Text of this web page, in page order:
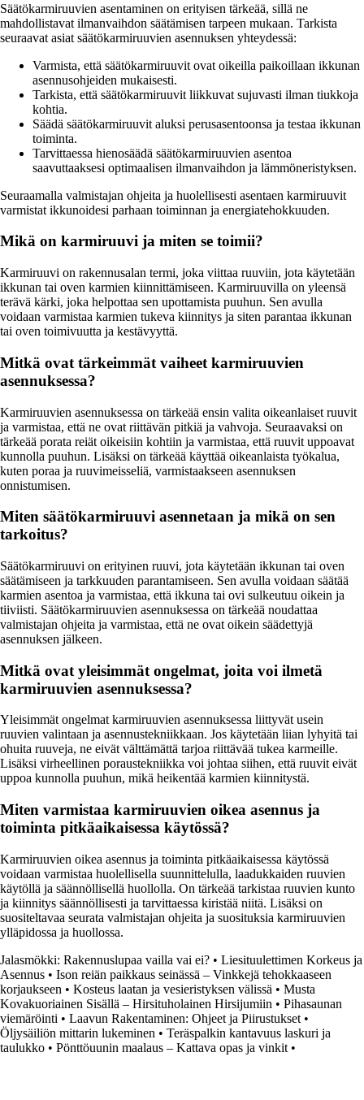
Säätökarmiruuvien asentaminen on erityisen tärkeää, sillä ne
mahdollistavat ilmanvaihdon säätämisen tarpeen mukaan. Tarkista
seuraavat asiat säätökarmiruuvien asennuksen yhteydessä:
Varmista, että säätökarmiruuvit ovat oikeilla paikoillaan ikkunan
asennusohjeiden mukaisesti.
Tarkista, että säätökarmiruuvit liikkuvat sujuvasti ilman tiukkoja
kohtia.
Säädä säätökarmiruuvit aluksi perusasentoonsa ja testaa ikkunan
toiminta.
Tarvittaessa hienosäädä säätökarmiruuvien asentoa
saavuttaaksesi optimaalisen ilmanvaihdon ja lämmöneristyksen.
Seuraamalla valmistajan ohjeita ja huolellisesti asentaen karmiruuvit
varmistat ikkunoidesi parhaan toiminnan ja energiatehokkuuden.
Mikä on karmiruuvi ja miten se toimii?
Karmiruuvi on rakennusalan termi, joka viittaa ruuviin, jota käytetään
ikkunan tai oven karmien kiinnittämiseen. Karmiruuvilla on yleensä
terävä kärki, joka helpottaa sen upottamista puuhun. Sen avulla
voidaan varmistaa karmien tukeva kiinnitys ja siten parantaa ikkunan
tai oven toimivuutta ja kestävyyttä.
Mitkä ovat tärkeimmät vaiheet karmiruuvien
asennuksessa?
Karmiruuvien asennuksessa on tärkeää ensin valita oikeanlaiset ruuvit
ja varmistaa, että ne ovat riittävän pitkiä ja vahvoja. Seuraavaksi on
tärkeää porata reiät oikeisiin kohtiin ja varmistaa, että ruuvit uppoavat
kunnolla puuhun. Lisäksi on tärkeää käyttää oikeanlaista työkalua,
kuten poraa ja ruuvimeisseliä, varmistaakseen asennuksen
onnistumisen.
Miten säätökarmiruuvi asennetaan ja mikä on sen
tarkoitus?
Säätökarmiruuvi on erityinen ruuvi, jota käytetään ikkunan tai oven
säätämiseen ja tarkkuuden parantamiseen. Sen avulla voidaan säätää
karmien asentoa ja varmistaa, että ikkuna tai ovi sulkeutuu oikein ja
tiiviisti. Säätökarmiruuvien asennuksessa on tärkeää noudattaa
valmistajan ohjeita ja varmistaa, että ne ovat oikein säädettyjä
asennuksen jälkeen.
Mitkä ovat yleisimmät ongelmat, joita voi ilmetä
karmiruuvien asennuksessa?
Yleisimmät ongelmat karmiruuvien asennuksessa liittyvät usein
ruuvien valintaan ja asennustekniikkaan. Jos käytetään liian lyhyitä tai
ohuita ruuveja, ne eivät välttämättä tarjoa riittävää tukea karmeille.
Lisäksi virheellinen poraustekniikka voi johtaa siihen, että ruuvit eivät
uppoa kunnolla puuhun, mikä heikentää karmien kiinnitystä.
Miten varmistaa karmiruuvien oikea asennus ja
toiminta pitkäaikaisessa käytössä?
Karmiruuvien oikea asennus ja toiminta pitkäaikaisessa käytössä
voidaan varmistaa huolellisella suunnittelulla, laadukkaiden ruuvien
käytöllä ja säännöllisellä huollolla. On tärkeää tarkistaa ruuvien kunto
ja kiinnitys säännöllisesti ja tarvittaessa kiristää niitä. Lisäksi on
suositeltavaa seurata valmistajan ohjeita ja suosituksia karmiruuvien
ylläpidossa ja huollossa.
Jalasmökki: Rakennuslupaa vailla vai ei? • Liesituulettimen Korkeus ja
Asennus • Ison reiän paikkaus seinässä – Vinkkejä tehokkaaseen
korjaukseen • Kosteus laatan ja vesieristyksen välissä • Musta
Kovakuoriainen Sisällä – Hirsituholainen Hirsijumiin • Pihasaunan
viemäröinti • Laavun Rakentaminen: Ohjeet ja Piirustukset •
Öljysäiliön mittarin lukeminen • Teräspalkin kantavuus laskuri ja
taulukko • Pönttöuunin maalaus – Kattava opas ja vinkit •